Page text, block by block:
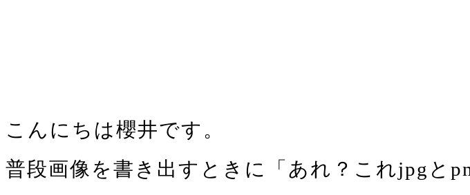
こんにちは櫻井です。
普段画像を書き出すときに「あれ？これjpgと